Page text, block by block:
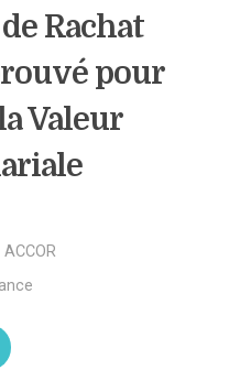
Rachat
pour
Valeur